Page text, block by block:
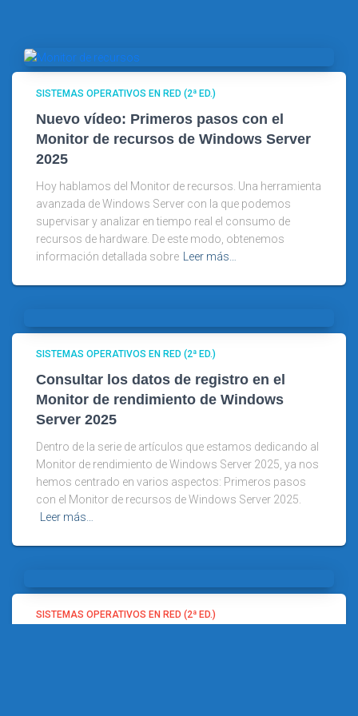
SISTEMAS OPERATIVOS EN RED (2ª ED.)
Nuevo vídeo: Primeros pasos con el
Monitor de recursos de Windows Server
2025
Hoy hablamos del Monitor de recursos. Una herramienta
avanzada de Windows Server con la que podemos
supervisar y analizar en tiempo real el consumo de
recursos de hardware. De este modo, obtenemos
información detallada sobre Leer más…
SISTEMAS OPERATIVOS EN RED (2ª ED.)
Consultar los datos de registro en el
Monitor de rendimiento de Windows
Server 2025
Dentro de la serie de artículos que estamos dedicando al
Monitor de rendimiento de Windows Server 2025, ya nos
hemos centrado en varios aspectos: Primeros pasos
con el Monitor de recursos de Windows Server 2025.
Leer más…
SISTEMAS OPERATIVOS EN RED (2ª ED.)